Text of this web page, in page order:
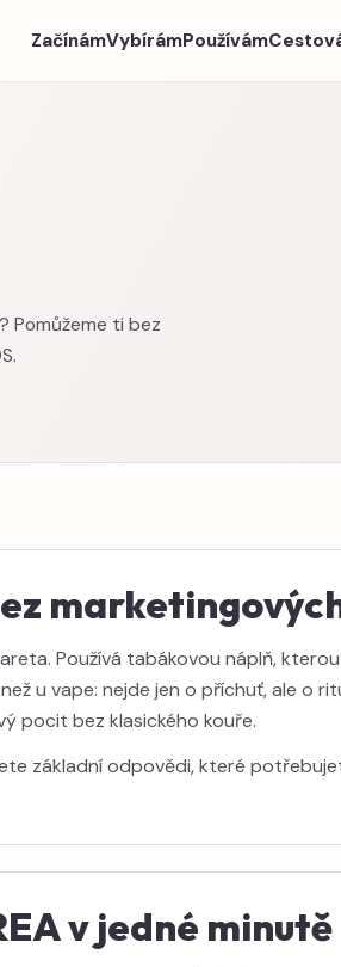
ZačínámVybírámPoužívám
Pomůžeme ti bez
Používá tabákovou náplň,
u vape: nejde jen o příchuť, ale o
pocit bez klasického kouře.
základní odpovědi, které
v jedné minutě